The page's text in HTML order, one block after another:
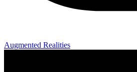
Augmented Realities